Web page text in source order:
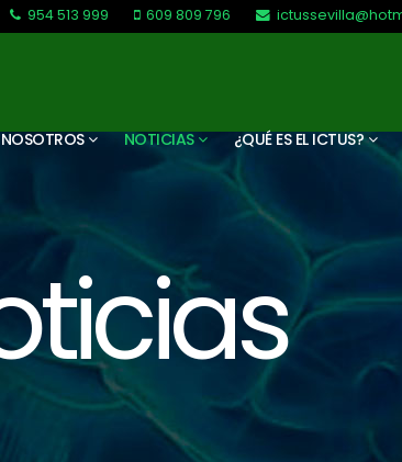
954 513 999 609 809 796
NOSOTROS NOTICIAS ¿QUÉ ES EL ICTUS?